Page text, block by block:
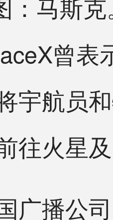
：马斯
曾表示
宇航员
往火星
播公司